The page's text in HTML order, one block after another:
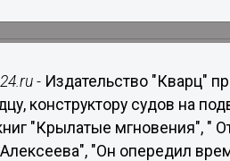
- Издательство "Кварц"
конструктору судов на
"Крылатые мгновения", "
"Он опередил